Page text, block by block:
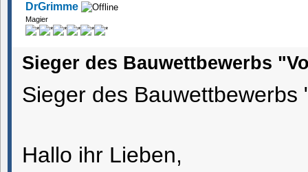
DrGrimme
Magier
Sieger des Bauwettbewerbs
Sieger des Bauwettbewerbs
Hallo ihr Lieben,